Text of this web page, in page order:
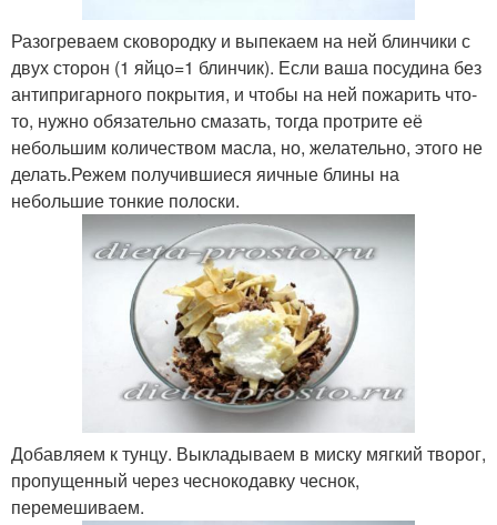
Разогреваем сковородку и выпекаем на ней блинчики с
двух сторон (1 яйцо=1 блинчик). Если ваша посудина без
антипригарного покрытия, и чтобы на ней пожарить что-
то, нужно обязательно смазать, тогда протрите её
небольшим количеством масла, но, желательно, этого не
делать.Режем получившиеся яичные блины на
небольшие тонкие полоски.
Добавляем к тунцу. Выкладываем в миску мягкий творог,
пропущенный через чеснокодавку чеснок,
перемешиваем.